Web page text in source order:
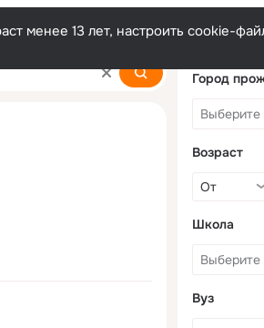
менее 13 лет, настроить cookie-
Город
Возраст
Школа
Вуз